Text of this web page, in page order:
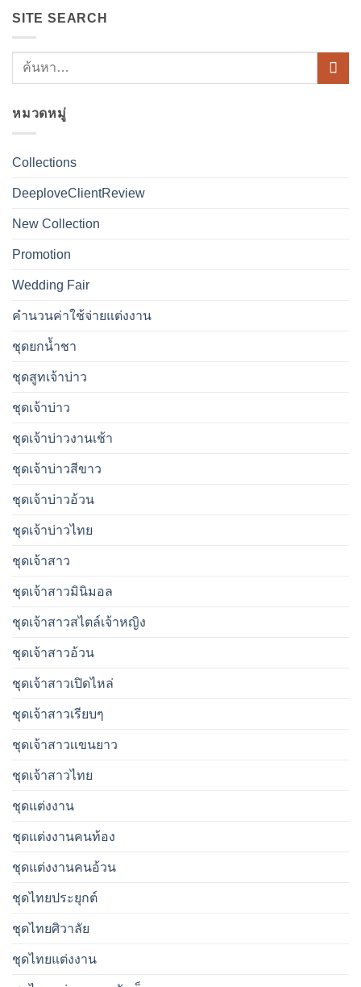
SITE SEARCH
หมวดหมู่
Collections
DeeploveClientReview
New Collection
Promotion
Wedding Fair
คำนวนค่าใช้จ่ายแต่งงาน
ชุดยกน้ำชา
ชุดสูทเจ้าบ่าว
ชุดเจ้าบ่าว
ชุดเจ้าบ่าวงานเช้า
ชุดเจ้าบ่าวสีขาว
ชุดเจ้าบ่าวอ้วน
ชุดเจ้าบ่าวไทย
ชุดเจ้าสาว
ชุดเจ้าสาวมินิมอล
ชุดเจ้าสาวสไตล์เจ้าหญิง
ชุดเจ้าสาวอ้วน
ชุดเจ้าสาวเปิดไหล่
ชุดเจ้าสาวเรียบๆ
ชุดเจ้าสาวเเขนยาว
ชุดเจ้าสาวไทย
ชุดแต่งงาน
ชุดแต่งงานคนท้อง
ชุดแต่งงานคนอ้วน
ชุดไทยประยุกต์
ชุดไทยศิวาลัย
ชุดไทยแต่งงาน